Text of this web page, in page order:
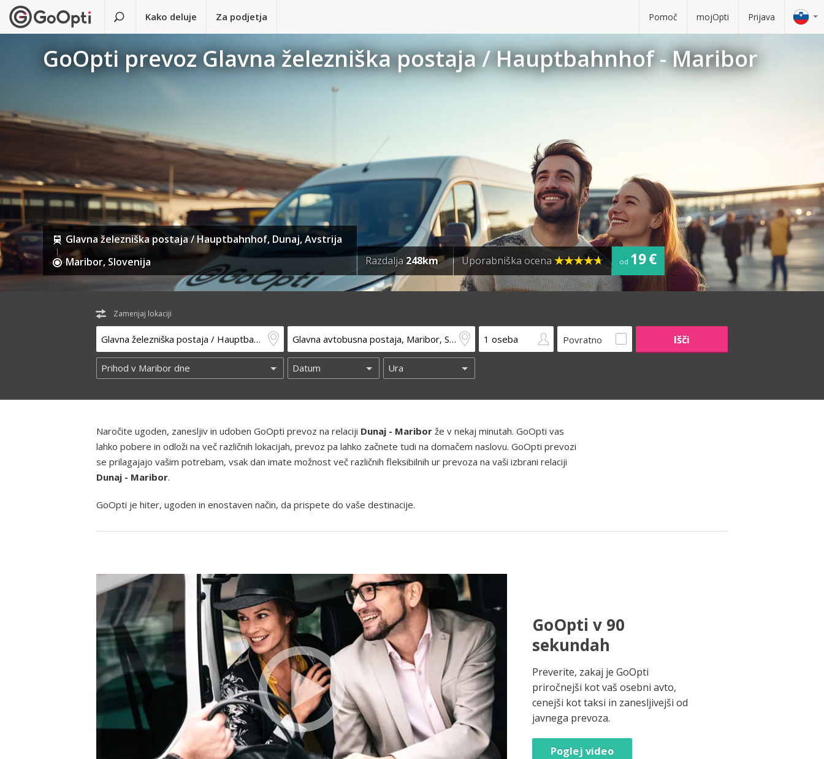
Kako deluje Za podjetja Pomoč mojOpti Prijava
GoOpti prevoz Glavna železniška postaja / Hauptbahnhof - Maribor
Glavna železniška postaja / Hauptbahnhof, Dunaj, Avstrija
Maribor, Slovenija
Razdalja 248km Uporabniška ocena od 19 €
Zamenjaj lokaciji
Povratno
Naročite ugoden, zanesljiv in udoben GoOpti prevoz na relaciji Dunaj - Maribor že v nekaj minutah. GoOpti vas
lahko pobere in odloži na več različnih lokacijah, prevoz pa lahko začnete tudi na domačem naslovu. GoOpti prevozi
se prilagajajo vašim potrebam, vsak dan imate možnost več različnih fleksibilnih ur prevoza na vaši izbrani relaciji
Dunaj - Maribor.
GoOpti je hiter, ugoden in enostaven način, da prispete do vaše destinacije.
GoOpti v 90
sekundah
Preverite, zakaj je GoOpti
priročnejši kot vaš osebni avto,
cenejši kot taksi in zanesljivejši od
javnega prevoza.
Poglej video